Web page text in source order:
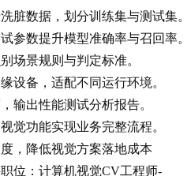
脏数据，划分训练集与测试集。
参数提升模型准确率与召回率。
场景规则与判定标准。
设备，适配不同运行环境。
输出性能测试分析报告。
觉功能实现业务完整流程。
，降低视觉方案落地成本